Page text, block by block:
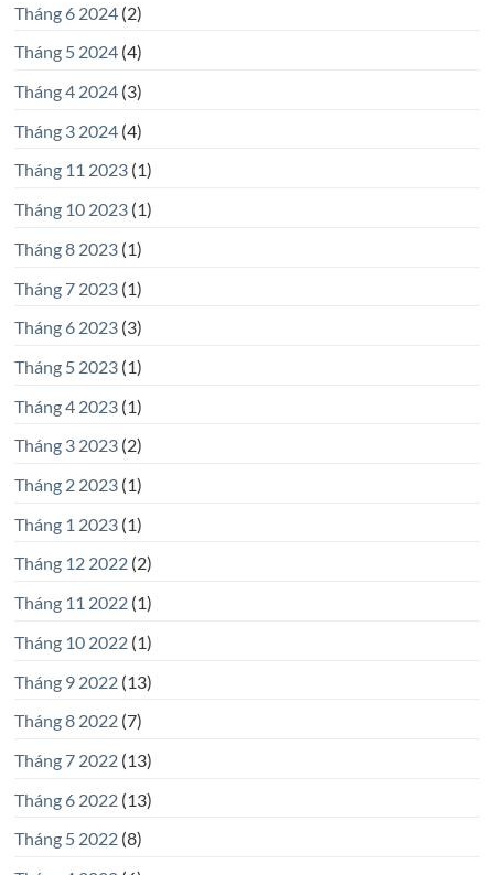
Tháng 6 2024(2)
Tháng 5 2024(4)
Tháng 4 2024(3)
Tháng 3 2024(4)
Tháng 11 2023(1)
Tháng 10 2023(1)
Tháng 8 2023(1)
Tháng 7 2023(1)
Tháng 6 2023(3)
Tháng 5 2023(1)
Tháng 4 2023(1)
Tháng 3 2023(2)
Tháng 2 2023(1)
Tháng 1 2023(1)
Tháng 12 2022(2)
Tháng 11 2022(1)
Tháng 10 2022(1)
Tháng 9 2022(13)
Tháng 8 2022(7)
Tháng 7 2022(13)
Tháng 6 2022(13)
Tháng 5 2022(8)